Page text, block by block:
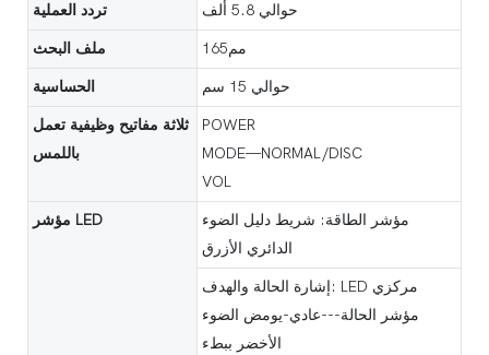
تردد العملية حوالي 5.8 ألف
ملف البحث مم165
الحساسية حوالي 15 سم
ثلاثة مفاتيح وظيفية تعمل
باللمس
POWER
MODE—NORMAL/DISC
VOL
مؤشر LED
مؤشر الطاقة: شريط دليل الضوء
الدائري الأزرق
إشارة الحالة والهدف: LED مركزي
مؤشر الحالة---عادي-يومض الضوء
الأخضر ببطء